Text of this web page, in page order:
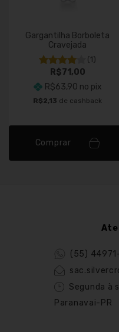
Gargantilha Borboleta
Cravejada
(1)
R$71,00
R$63,90 no pix
R$2,13 de cashback
Comprar
(55)
Segunda à
Paranavai-PR